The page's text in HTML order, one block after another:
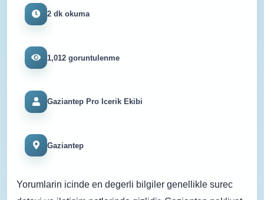
2 dk okuma
1,012 goruntulenme
Gaziantep Pro Icerik Ekibi
Gaziantep
Yorumlarin icinde en degerli bilgiler genellikle surec